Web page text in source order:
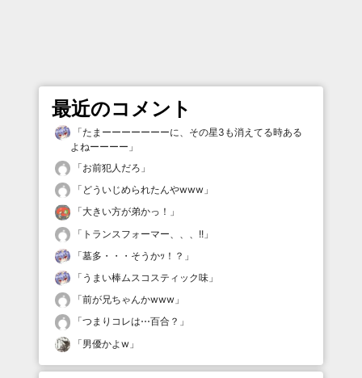
最近のコメント
「たまーーーーーーーに、その星3も消えてる時ある
よねーーーー 」
「お前犯人だろ 」
「 どういじめられたんやwww 」
「大きい方が弟かっ！ 」
「 トランスフォーマー、、、!! 」
「墓多・・・そうかｯ！？ 」
「 うまい棒ムスコスティック味 」
「前が兄ちゃんかwww 」
「つまりコレは⋯百合？ 」
「男優かよw 」